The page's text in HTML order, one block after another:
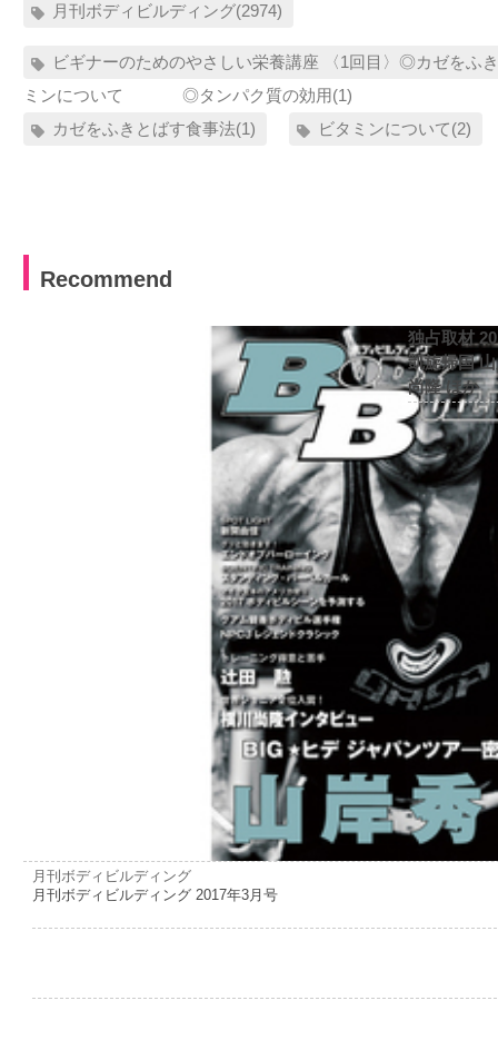
月刊ボディビルディング(2974)
ビギナーのためのやさしい栄養講座 〈1回目〉◎カ
ミンについて ◎タンパク質の効用(1)
カゼをふきとばす食事法(1)
ビタミンについて(2)
Recommend
独占取材
凱旋帰国
尚隆 ほか
月刊ボディビルディング
月刊ボディビルディング 2017年3月号